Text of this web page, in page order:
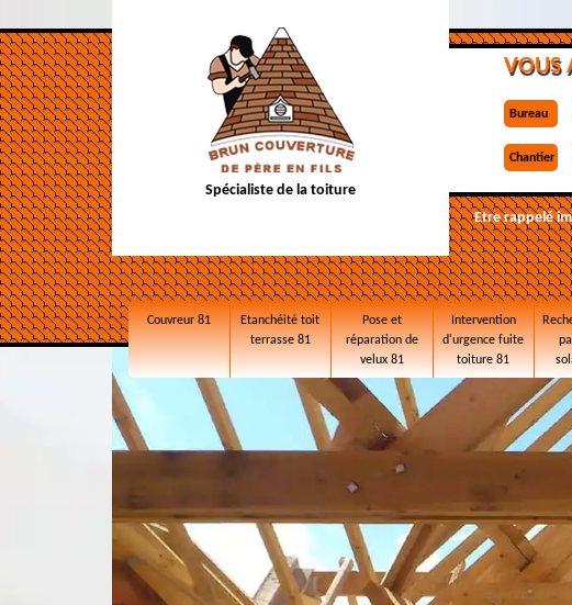
Spécialiste de la toiture
VOUS
Bureau
Chantier
Etre rappelé
Couvreur 81
Etanchéité toit
terrasse 81
Pose et
réparation de
velux 81
Intervention
d'urgence fuite
toiture 81